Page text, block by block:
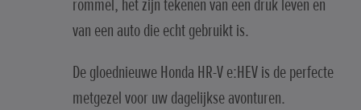
rommel, het zijn tekenen van een druk leven en
van een auto die echt gebruikt is.
De gloednieuwe Honda HR-V e:HEV is de perfecte
metgezel voor uw dagelijkse avonturen.